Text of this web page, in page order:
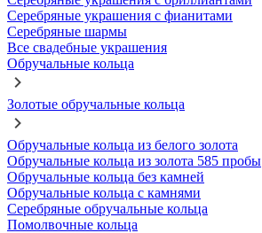
Серебряные украшения с фианитами
Серебряные шармы
Все свадебные украшения
Обручальные кольца
Золотые обручальные кольца
Обручальные кольца из белого золота
Обручальные кольца из золота 585 пробы
Обручальные кольца без камней
Обручальные кольца с камнями
Серебряные обручальные кольца
Помолвочные кольца